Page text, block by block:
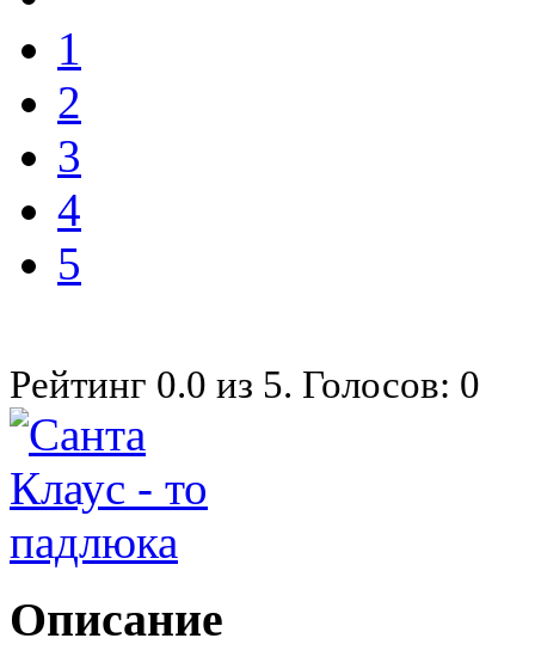
1
2
3
4
5
Рейтинг 0.0 из 5. Голосов: 0
Описание